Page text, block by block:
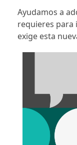
Ayudamos a
requieres para
exige esta